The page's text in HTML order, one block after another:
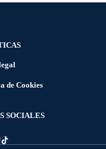
de Cookies
SOCIALES
TikTok